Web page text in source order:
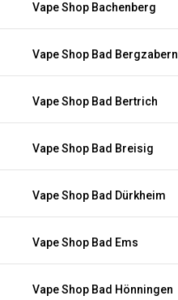
Vape Shop Bachenberg
Vape Shop Bad Bergzabern
Vape Shop Bad Bertrich
Vape Shop Bad Breisig
Vape Shop Bad Dürkheim
Vape Shop Bad Ems
Vape Shop Bad Hönningen